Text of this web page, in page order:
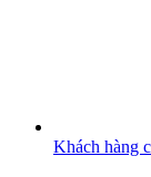
Khách hàng